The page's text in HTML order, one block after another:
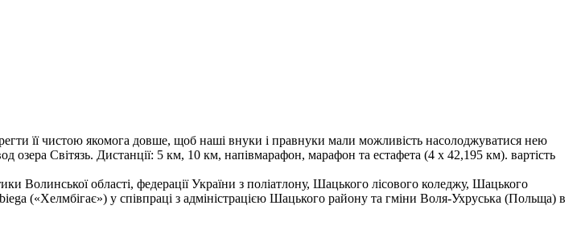
її чистою якомога довше, щоб наші внуки і правнуки мали можливість насолоджуватися нею
озера Світязь. Дистанції: 5 км, 10 км, напівмарафон, марафон та естафета (4 х 42,195 км). вартість
Волинської області, федерації України з поліатлону, Шацького лісового коледжу, Шацького
(«Хелмбігає») у співпраці з адміністрацією Шацького району та гміни Воля-Ухруська (Польща) в